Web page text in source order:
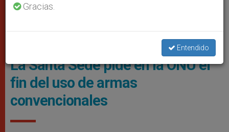
Foto: UK Ministry Of Defence - Commons Wikimedia (Open
Government Licence V1.0)
La Santa Sede pide en la ONU el
fin del uso de armas
convencionales
Gracias.
Entendido